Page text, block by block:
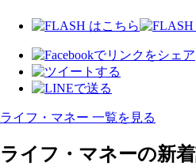
ライフ・マネー 一覧を見る
ライフ・マネーの新